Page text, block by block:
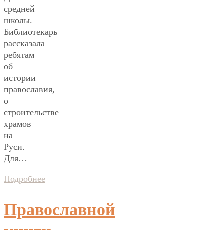
средней
школы.
Библиотекарь
рассказала
ребятам
об
истории
православия,
о
строительстве
храмов
на
Руси.
Для…
Подробнее
Православной